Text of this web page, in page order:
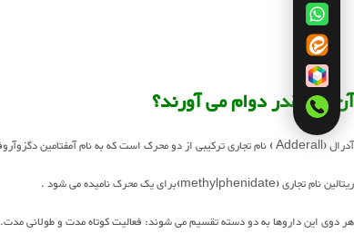
آن ها چقدر دوام می آورند؟
آدرال (Adderall ) نام تجاری ترکیبی از دو محرک است که به نام آمفتامین دگزوآروفتاماتیامین شناخته می شود.
ریتالین نام تجاری (methylphenidate)برای یک محرک نامیده می شود .
هر دوی این داروها به دو دسته تقسیم می شوند: فعالیت کوتاه مدت و طولانی مدت.